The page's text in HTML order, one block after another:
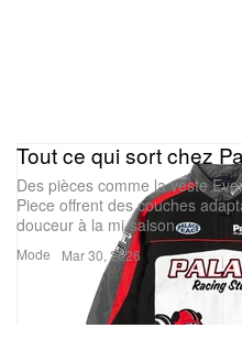
Mode
Tout ce qui sort chez
Des pièces comme la veste
Piece offrent des couches
douceur à la mi-saison.
Mar 30, 2026